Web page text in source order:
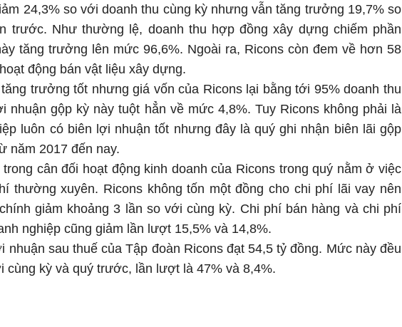
24,3% so với doanh thu cùng kỳ nhưng vẫn tăng trưởng 19,7% so
trước. Như thường lệ, doanh thu hợp đồng xây dựng chiếm phần
tăng trưởng lên mức 96,6%. Ngoài ra, Ricons còn đem về hơn 58
động bán vật liệu xây dựng.
trưởng tốt nhưng giá vốn của Ricons lại bằng tới 95% doanh thu
nhuận gộp kỳ này tuột hẳn về mức 4,8%. Tuy Ricons không phải là
luôn có biên lợi nhuận tốt nhưng đây là quý ghi nhận biên lãi gộp
năm 2017 đến nay.
cân đối hoạt động kinh doanh của Ricons trong quý nằm ở việc
thường xuyên. Ricons không tốn một đồng cho chi phí lãi vay nên
giảm khoảng 3 lần so với cùng kỳ. Chi phí bán hàng và chi phí
nghiệp cũng giảm lần lượt 15,5% và 14,8%.
nhuận sau thuế của Tập đoàn Ricons đạt 54,5 tỷ đồng. Mức này đều
cùng kỳ và quý trước, lần lượt là 47% và 8,4%.